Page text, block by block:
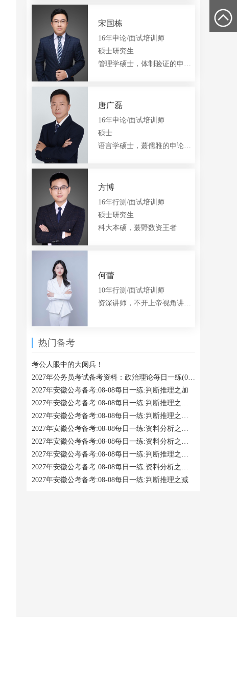
黄山朱老师
1665332095
18155905220
15155957501
宋国栋
16年申论/面试培训师
硕士研究生
唐广磊
16年申论/面试培训师
硕士
方博
16年行测/面试培训师
硕士研究生
科大本硕，蕞野数资王者
何蕾
10年行测/面试培训师
资深讲师，不开上帝视角讲题的言语老师
热门备考
考公人眼中的大阅兵！
2027年安徽公考备考:08-08每日一练:判断推理之加
2027年安徽公考备考:08-08每日一练:判断推理之减